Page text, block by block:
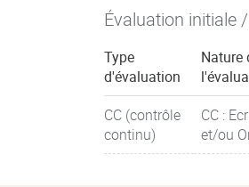
Évaluation initiale
Type
d'évaluation
Nature
CC (contrôle
continu)
CC :
et/ou